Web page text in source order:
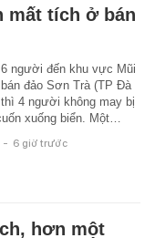
mất tích ở bán
6 người đến khu vực Mũi
bán đảo Sơn Trà (TP Đà
thì 4 người không may bị
xuống biển. Một…
- 6 giờ trước
hơn một